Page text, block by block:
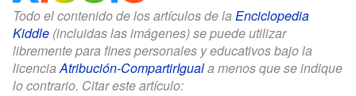
Todo el contenido de los artículos de la Enciclopedia
Kiddle (incluidas las imágenes) se puede utilizar
libremente para fines personales y educativos bajo la
licenciaAtribución-CompartirIguala menos que se indique
lo contrario. Citar este artículo: